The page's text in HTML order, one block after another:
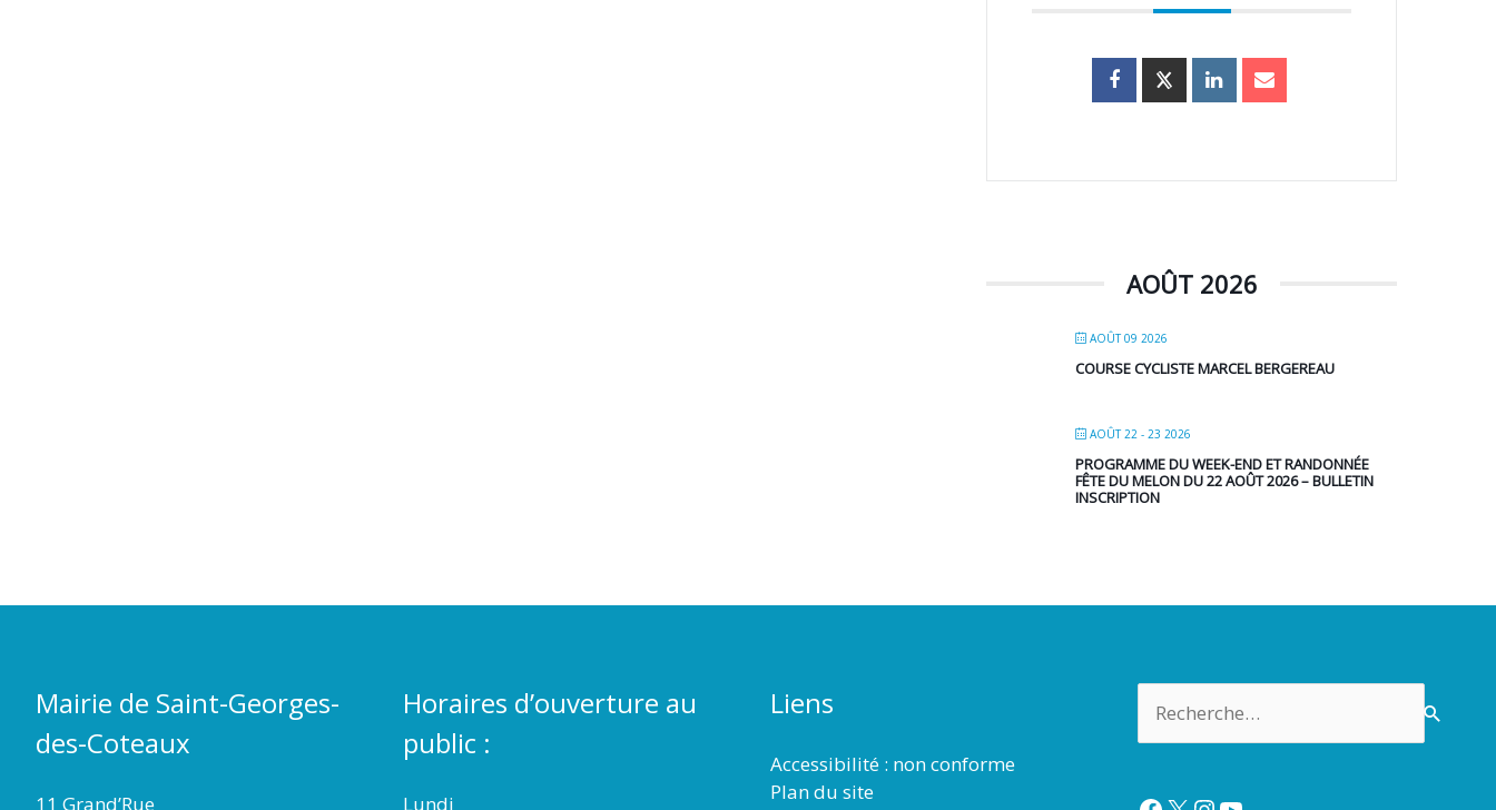
AOÛT 2026
AOÛT 09 2026
COURSE CYCLISTE MARCEL BERGEREAU
AOÛT 22 - 23 2026
PROGRAMME DU WEEK-END ET RANDONNÉE
FÊTE DU MELON DU 22 AOÛT 2026 – BULLETIN
INSCRIPTION
Mairie de Saint-Georges-
des-Coteaux
11 Grand’Rue
Horaires d’ouverture au
public :
Lundi
Liens
Accessibilité : non conforme
Plan du site